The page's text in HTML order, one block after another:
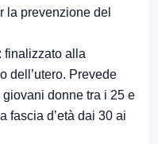
la prevenzione del
finalizzato alla
dell’utero. Prevede
giovani donne tra i 25 e
fascia d’età dai 30 ai